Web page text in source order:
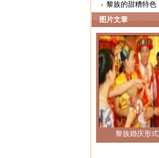
黎族的甜糟特色
图片文章
黎族婚庆形式